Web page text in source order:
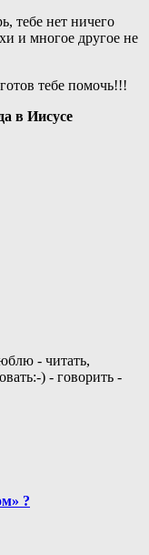
тебе нет ничего
и многое другое не
тебе помочь!!!
в Иисусе
- читать,
) - говорить -
?